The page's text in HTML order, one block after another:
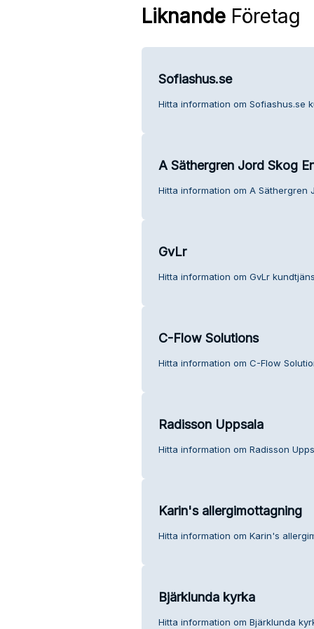
LiknandeFöretag
Sofiashus.se
Hitta information om Sofiashus.se
A Säthergren Jord Skog
Hitta information om A Säthergren
GvLr
Hitta information om GvLr
C-Flow Solutions
Hitta information om C-Flow
Radisson Uppsala
Hitta information om Radisson
Karin's allergimottagning
Hitta information om Karin's
Bjärklunda kyrka
Hitta information om Bjärklunda